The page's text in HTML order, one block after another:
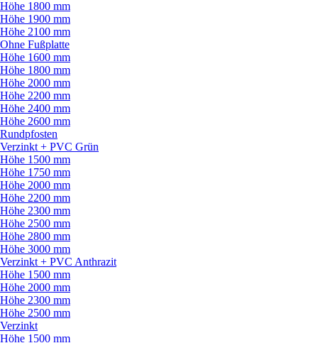
Höhe 1800 mm
Höhe 1900 mm
Höhe 2100 mm
Ohne Fußplatte
Höhe 1600 mm
Höhe 1800 mm
Höhe 2000 mm
Höhe 2200 mm
Höhe 2400 mm
Höhe 2600 mm
Rundpfosten
Verzinkt + PVC Grün
Höhe 1500 mm
Höhe 1750 mm
Höhe 2000 mm
Höhe 2200 mm
Höhe 2300 mm
Höhe 2500 mm
Höhe 2800 mm
Höhe 3000 mm
Verzinkt + PVC Anthrazit
Höhe 1500 mm
Höhe 2000 mm
Höhe 2300 mm
Höhe 2500 mm
Verzinkt
Höhe 1500 mm